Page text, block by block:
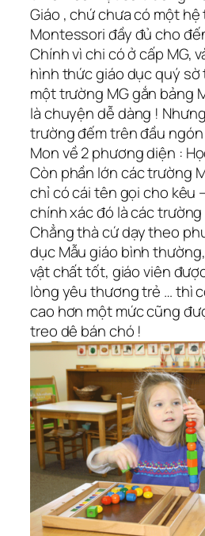
Giáo , chứ chưa có một
Montessori đầy đủ cho
Chính vì chi có ở cấp MG,
hình thức giáo dục quý sờ
một trường MG gắn bảng
là chuyện dễ dàng !
trường đếm trên đầu
Mon về 2 phương diện :
Còn phần lớn các trường
chỉ có cái tên gọi cho kêu
chính xác đó là các
Chẳng thà cứ dạy theo
dục Mẫu giáo bình
vật chất tốt, giáo viên
lòng yêu thương trẻ … thì
cao hơn một mức cũng
treo dê bán chó !